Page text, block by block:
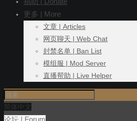
更多 | More
文章 | Articles
网页聊天 | Web Chat
封禁名单 | Ban List
模组服 | Mod Server
直播帮助 | Live Helper
简体中文
论坛 | Forum